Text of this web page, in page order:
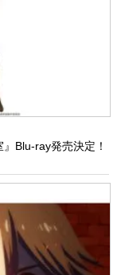
Blu-ray発売決定！